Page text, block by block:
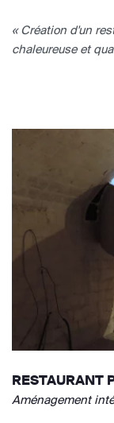
« Création d'un
chaleureuse et
RESTAURANT
Aménagement